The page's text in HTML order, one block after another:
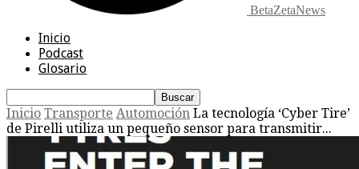
BetaZetaNews
Inicio
Podcast
Glosario
Inicio Transporte Automoción La tecnología ‘Cyber Tire’
de Pirelli utiliza un pequeño sensor para transmitir...